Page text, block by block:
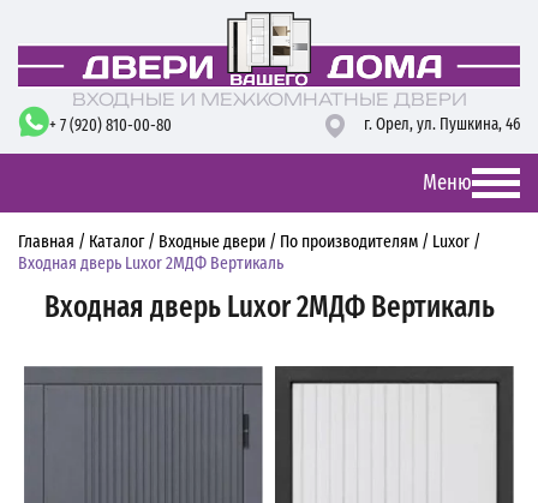
+ 7 (920) 810-00-80 г. Орел,ул. Пушкина, 46
ВХОДНЫЕ И МЕЖКОМНАТНЫЕ ДВЕРИ
Меню
Главная / Каталог/ Входные двери / По производителям / Luxor /
Входная дверь Luxor 2МДФ Вертикаль
Входная дверь Luxor 2МДФ Вертикаль